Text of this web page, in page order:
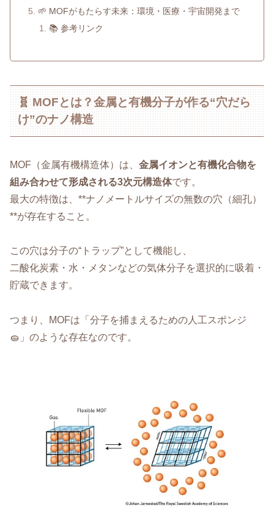
🌱 MOFがもたらす未来：環境・医療・宇宙開発まで
📚 参考リンク
🧬 MOFとは？金属と有機分子が作る“穴だら
け”のナノ構造
MOF（金属有機構造体）は、 金属イオンと有機化合物を
組み合わせて形成される3次元構造体です。
最大の特徴は、**ナノメートルサイズの無数の穴（細孔）
**が存在すること。
この穴は分子の“トラップ”として機能し、
二酸化炭素・水・メタンなどの気体分子を選択的に吸着・
貯蔵できます。
つまり、MOFは「分子を捕まえるための人工スポンジ
🧽」のような存在なのです。